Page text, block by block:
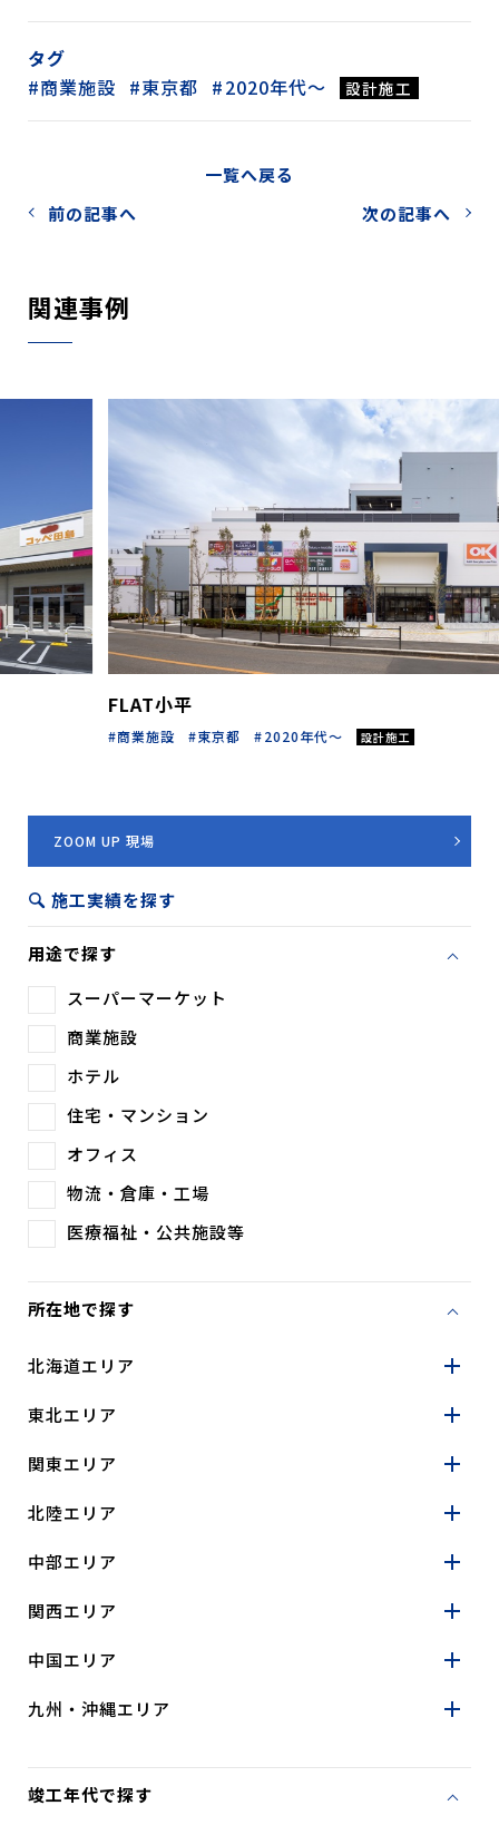
タグ
商業施設
東京都 2020年代～ 設計施工
一覧へ戻る
前の記事へ
次の記事へ
関連事例
FLAT小平
商業施設 東京都 2020年代～ 設計施工
ZOOM UP 現場
施工実績を探す
用途で探す
スーパーマーケット
商業施設
ホテル
住宅・マンション
オフィス
物流・倉庫・工場
医療福祉・公共施設等
所在地で探す
北海道エリア
東北エリア
関東エリア
北陸エリア
中部エリア
関西エリア
中国エリア
九州・沖縄エリア
竣工年代で探す